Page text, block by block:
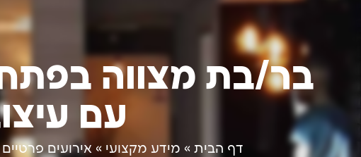
בר/בת מצווה
עם
דף הבית » מידע מקצועי » אירועים פרטיים